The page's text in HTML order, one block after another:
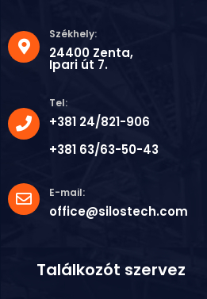
Székhely:
24400 Zenta,
Ipari út 7.
Tel:
+381 24/821-906
+381 63/63-50-43
E-mail:
office@silostech.com
Találkozót szervez